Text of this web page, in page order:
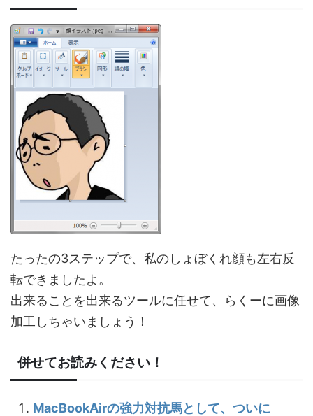
たったの3ステップで、私のしょぼくれ顔も左右反
転できましたよ。
出来ることを出来るツールに任せて、らくーに画像
加工しちゃいましょう！
併せてお読みください！
MacBookAirの強力対抗馬として、ついに